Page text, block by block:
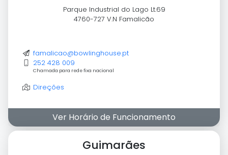
Parque Industrial do Lago Lt.69
4760-727 V.N Famalicão
famalicao@bowlinghouse.pt
252 428 009
Chamada para rede fixa nacional
Direções
Ver Horário de Funcionamento
Guimarães